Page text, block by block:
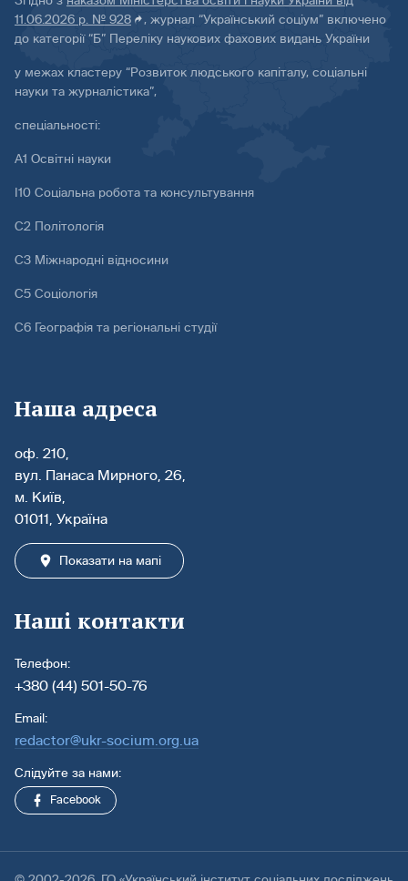
11.06.2026 р. № 928
, журнал “Український соціум” включено
до категорії “Б” Переліку наукових фахових видань України
у межах кластеру “Розвиток людського капіталу, соціальні
науки та журналістика”,
спеціальності:
А1 Освітні науки
І10 Соціальна робота та консультування
С2 Політологія
С3 Міжнародні відносини
С5 Соціологія
С6 Географія та регіональні студії
Наша адреса
оф. 210,
вул. Панаса Мирного, 26,
м. Київ,
01011, Україна
Показати на мапі
Наші контакти
Телефон:
+380 (44) 501-50-76
Email:
redactor@ukr-socium.org.ua
Слідуйте за нами:
Facebook